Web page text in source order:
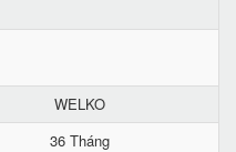
WELKO
36 Tháng